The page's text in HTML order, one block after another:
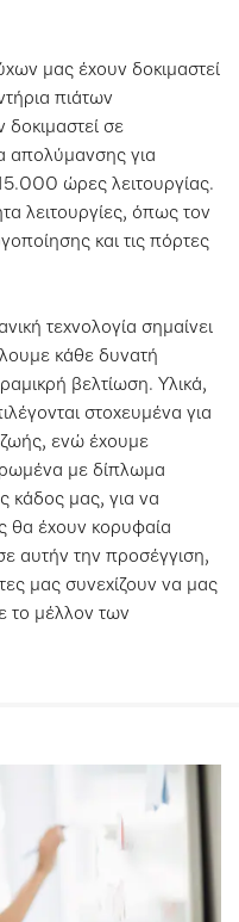
μας έχουν δοκιμαστεί
πιάτων
σε
απολύμανσης για
ώρες λειτουργίας.
λειτουργίες, όπως τον
και τις πόρτες
τεχνολογία σημαίνει
κάθε δυνατή
βελτίωση. Υλικά,
στοχευμένα για
ενώ έχουμε
με δίπλωμα
κάδος μας, για να
θα έχουν κορυφαία
αυτήν την προσέγγιση,
μας συνεχίζουν να μας
το μέλλον των